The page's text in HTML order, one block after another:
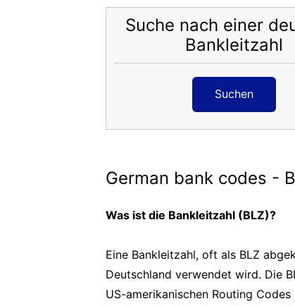
Suche nach einer
Bankleitzahl
Suchen
German bank codes -
Was ist die Bankleitzahl (BLZ)?
Eine Bankleitzahl, oft als BLZ
Deutschland verwendet wird. Die
US-amerikanischen Routing